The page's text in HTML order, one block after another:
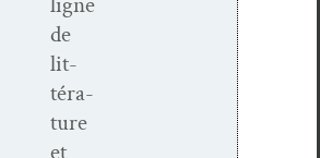
de
lit­
téra­
ture